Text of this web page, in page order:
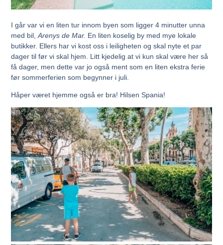
I går var vi en liten tur innom byen som ligger 4 minutter unna
med bil,Arenys de Mar. En liten koselig by med mye lokale
butikker. Ellers har vi kost oss i leiligheten og skal nyte et par
dager til før vi skal hjem. Litt kjedelig at vi kun skal være her så
få dager, men dette var jo også ment som en liten ekstra ferie
før sommerferien som begynner i juli.
Håper været hjemme også er bra! Hilsen Spania!